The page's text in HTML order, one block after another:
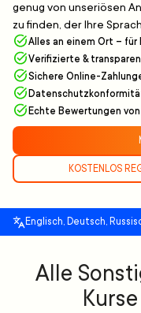
genug von unseriösen
zu finden, der Ihre
Alles an einem Ort – für
Verifizierte &
Sichere Online-
Echte Bewertungen
KOSTENLOS
Englisch, Deutsch,
Alle